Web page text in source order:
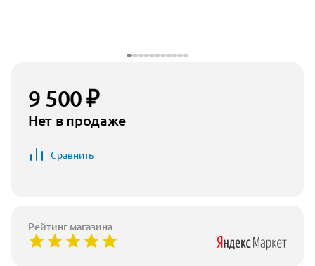
9 500 ₽
Нет в продаже
Сравнить
Рейтинг магазина